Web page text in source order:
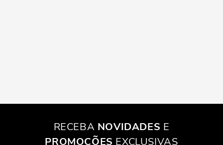
RECEBA NOVIDADES E
PROMOÇÕES EXCLUSIVAS